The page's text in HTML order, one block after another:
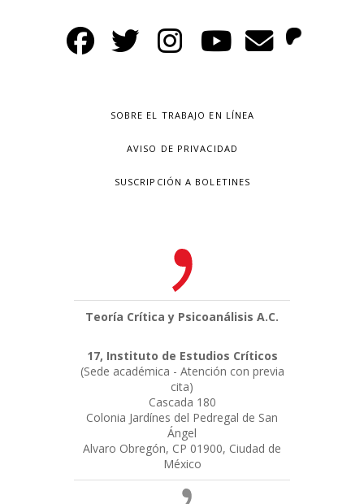
SOBRE EL TRABAJO EN LÍNEA
AVISO DE PRIVACIDAD
SUSCRIPCIÓN A BOLETINES
Teoría Crítica y Psicoanálisis A.C.
17, Instituto de Estudios Críticos
(Sede académica - Atención con previa
cita)
Cascada 180
Colonia Jardínes del Pedregal de San
Ángel
Alvaro Obregón, CP 01900, Ciudad de
México